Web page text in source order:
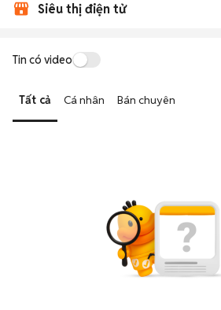
Siêu thị điện tử
Tin có video
Tất cả Cá nhân Bán chuyên